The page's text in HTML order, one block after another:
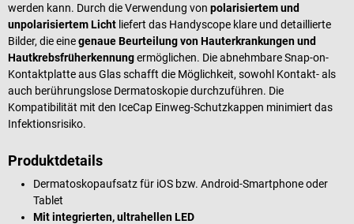
werden kann. Durch die Verwendung von polarisiertem und
unpolarisiertem Licht liefert das Handyscope klare und detaillierte
Bilder, die einegenaue Beurteilung von Hauterkrankungen und
Hautkrebsfrüherkennungermöglichen. Die abnehmbare Snap-on-
Kontaktplatte aus Glas schafft die Möglichkeit, sowohl Kontakt- als
auch berührungslose Dermatoskopie durchzuführen. Die
Kompatibilität mit den IceCap Einweg-Schutzkappen minimiert das
Infektionsrisiko.
Produktdetails
Dermatoskopaufsatz für iOS bzw. Android-Smartphone oder
Tablet
Mit integrierten, ultrahellen LED